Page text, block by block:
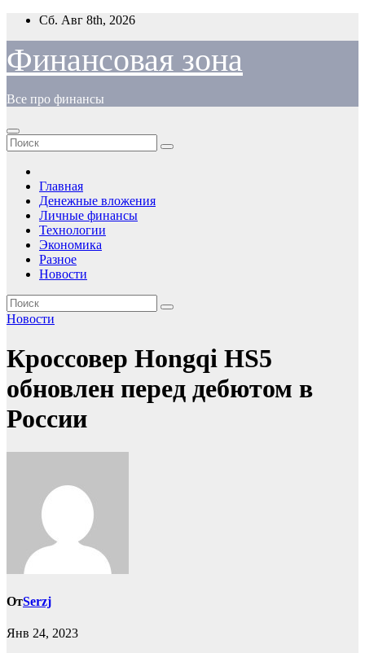
Перейти
содержимому
Сб. Авг 8th, 2026
Финансовая зона
Все про финансы
Главная
Денежные вложения
Личные финансы
Технологии
Экономика
Разное
Новости
Новости
Кроссовер Hongqi HS5
обновлен перед дебютом в
России
ОтSerzj
Янв 24, 2023